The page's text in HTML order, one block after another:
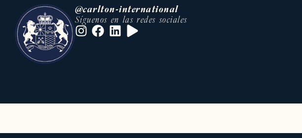
@carlton-international
Síguenos en las redes sociales